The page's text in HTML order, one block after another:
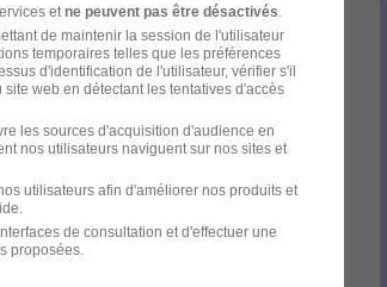
et ne peuvent pas être désactivés
de maintenir la session de l'utilisateur
temporaires telles que les préférences
d'identification de l'utilisateur, vérifier s'il
web en détectant les tentatives d'accès
les sources d'acquisition d'audience en
nos utilisateurs naviguent sur nos sites et
utilisateurs afin d'améliorer nos produits et
de consultation et d'effectuer une
proposées.